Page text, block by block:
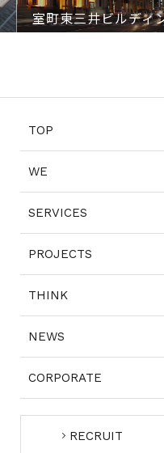
室町東三井ビルデ
TOP
WE
SERVICES
PROJECTS
THINK
NEWS
CORPORATE
RECRUIT